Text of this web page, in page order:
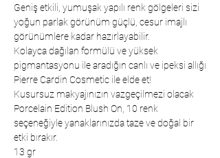
Geniş etkili, yumuşak yapılı renk gölgeleri sizi
yoğun parlak görünüm güçlü, cesur imajlı
görünümlere kadar hazırlayabilir.
Kolayca dağılan formülü ve yüksek
pigmantasyonu ile aradığın canlı ve ipeksi allığı
Pierre Cardin Cosmetic ile elde et!
Kusursuz makyajınızın vazgeçilmezi olacak
Porcelain Edition Blush On, 10 renk
seçeneğiyle yanaklarınızda taze ve doğal bir
etki bırakır.
13 gr